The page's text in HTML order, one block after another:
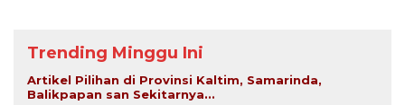
Trending Minggu Ini
Artikel Pilihan di Provinsi Kaltim, Samarinda,
Balikpapan san Sekitarnya...